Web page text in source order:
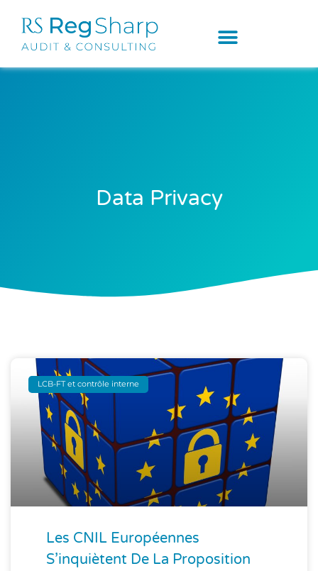
Data Privacy
LCB-FT et contrôle interne
Les CNIL Européennes
S’inquiètent De La Proposition